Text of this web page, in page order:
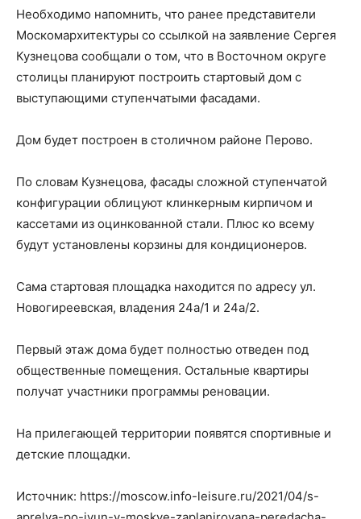
Необходимо напомнить, что ранее представители
Москомархитектуры со ссылкой на заявление Сергея
Кузнецова сообщали о том, что в Восточном округе
столицы планируют построить стартовый дом с
выступающими ступенчатыми фасадами.
Дом будет построен в столичном районе Перово.
По словам Кузнецова, фасады сложной ступенчатой
конфигурации облицуют клинкерным кирпичом и
кассетами из оцинкованной стали. Плюс ко всему
будут установлены корзины для кондиционеров.
Сама стартовая площадка находится по адресу ул.
Новогиреевская, владения 24а/1 и 24а/2.
Первый этаж дома будет полностью отведен под
общественные помещения. Остальные квартиры
получат участники программы реновации.
На прилегающей территории появятся спортивные и
детские площадки.
Источник: https://moscow.info-leisure.ru/2021/04/s-